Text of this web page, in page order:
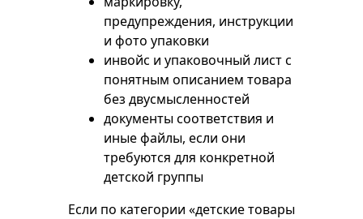
предупреждения, инструкции
и фото упаковки
инвойс и упаковочный лист с
понятным описанием товара
без двусмысленностей
документы соответствия и
иные файлы, если они
требуются для конкретной
детской группы
Если по категории «детские товары